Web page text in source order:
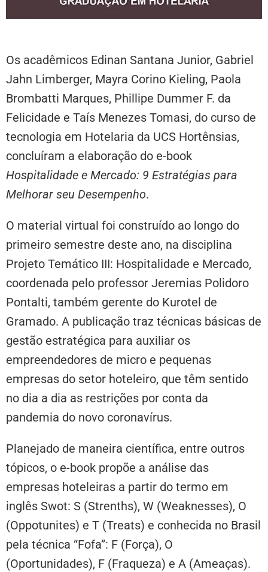
Os acadêmicos Edinan Santana Junior, Gabriel
Jahn Limberger, Mayra Corino Kieling, Paola
Brombatti Marques, Phillipe Dummer F. da
Felicidade e Taís Menezes Tomasi, do curso de
tecnologia em Hotelaria da UCS Hortênsias,
concluíram a elaboração do e-book
Hospitalidade e Mercado: 9 Estratégias para
Melhorar seu Desempenho.
O material virtual foi construído ao longo do
primeiro semestre deste ano, na disciplina
Projeto Temático III: Hospitalidade e Mercado,
coordenada pelo professor Jeremias Polidoro
Pontalti, também gerente do Kurotel de
Gramado. A publicação traz técnicas básicas de
gestão estratégica para auxiliar os
empreendedores de micro e pequenas
empresas do setor hoteleiro, que têm sentido
no dia a dia as restrições por conta da
pandemia do novo coronavírus.
Planejado de maneira científica, entre outros
tópicos, o e-book propõe a análise das
empresas hoteleiras a partir do termo em
inglês Swot: S (Strenths), W (Weaknesses), O
(Oppotunites) e T (Treats) e conhecida no Brasil
pela técnica “Fofa”: F (Força), O
(Oportunidades), F (Fraqueza) e A (Ameaças).